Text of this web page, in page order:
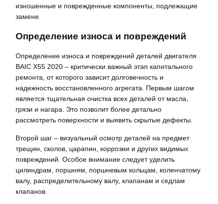
изношенные и поврежденные компоненты, подлежащие
замене.
Определение износа и повреждений
Определение износа и повреждений деталей двигателя
BAIC X55 2020 – критически важный этап капитального
ремонта, от которого зависит долговечность и
надежность восстановленного агрегата. Первым шагом
является тщательная очистка всех деталей от масла,
грязи и нагара. Это позволит более детально
рассмотреть поверхности и выявить скрытые дефекты.
Второй шаг – визуальный осмотр деталей на предмет
трещин, сколов, царапин, коррозии и других видимых
повреждений. Особое внимание следует уделить
цилиндрам, поршням, поршневым кольцам, коленчатому
валу, распределительному валу, клапанам и седлам
клапанов.